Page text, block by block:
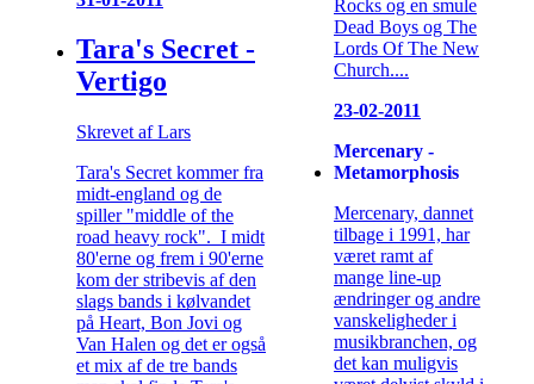
Tara's Secret -
Vertigo
Skrevet af Lars
Tara's Secret kommer fra
midt-england og de
spiller "middle of the
road heavy rock". I midt
80'erne og frem i 90'erne
kom der stribevis af den
slags bands i kølvandet
på Heart, Bon Jovi og
Van Halen og det er også
et mix af de tre bands
Rocks og en smule
Dead Boys og The
Lords Of The New
Church....
23-02-2011
Mercenary -
Metamorphosis
Mercenary, dannet
tilbage i 1991, har
været ramt af
mange line-up
ændringer og andre
vanskeligheder i
musikbranchen, og
det kan muligvis